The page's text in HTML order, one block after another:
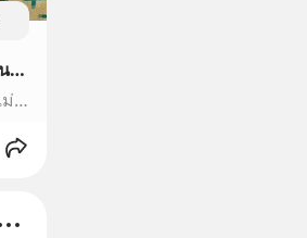
[sydNEY] มีคุณยายชาวญี่ปุ่นท่านหนึ่งครับ ผมจำได้คร่าวๆว่า ท่านดูแลคุณแม่ของท่านอยู่ พอท่านมีเวลาก็จะศึกษาการเขียนโปรแกรมคอมพิวเตอร์ด้วยตัวของท่านเอง จนท่านเขียน App ได้และมีผู้ download ไปใช้เป็นจำนวนพอสมควรเลยทีเดียว
มีคุณยายชาวญี่ปุ่นท่านหนึ่งครับ ผมจำได้คร่าวๆว่า ท่านดูแลคุณแม่ของท่านอยู่ พอท่านมีเวลาก็จะศึกษาการเขียนโปรแกรมคอมพิวเตอร์ด้วยตัวของท่านเอง จนท่านเขียน App ได้และมีผู้ download ไปใช้เป็นจำนวนพอสมควรเลยทีเดียว